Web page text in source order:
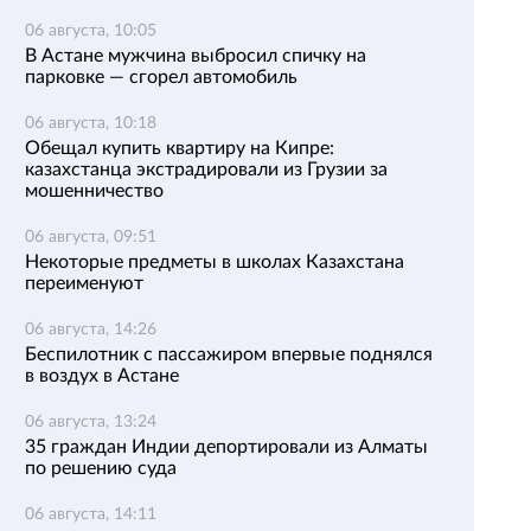
06 августа, 10:05
В Астане мужчина выбросил спичку на
парковке — сгорел автомобиль
06 августа, 10:18
Обещал купить квартиру на Кипре:
казахстанца экстрадировали из Грузии за
мошенничество
06 августа, 09:51
Некоторые предметы в школах Казахстана
переименуют
06 августа, 14:26
Беспилотник с пассажиром впервые поднялся
в воздух в Астане
06 августа, 13:24
35 граждан Индии депортировали из Алматы
по решению суда
06 августа, 14:11